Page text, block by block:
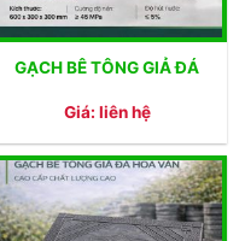
GẠCH BÊ TÔNG GIẢ ĐÁ
Giá: liên hệ